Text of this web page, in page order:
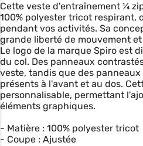
Cette veste d'entraînement ¼
100% polyester tricot respirant,
pendant vos activités. Sa
grande liberté de mouvement
Le logo de la marque Spiro est
du col. Des panneaux
veste, tandis que des
présents à l'avant et au dos.
personnalisable, permettant
éléments graphiques.
- Matière : 100% polyester tricot
- Coupe : Ajustée